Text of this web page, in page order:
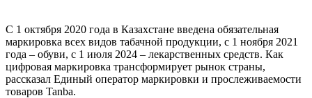
С 1 октября 2020 года в Казахстане введена обязательная
маркировка всех видов табачной продукции, с 1 ноября 2021
года – обуви, с 1 июля 2024 – лекарственных средств. Как
цифровая маркировка трансформирует рынок страны,
рассказал Единый оператор маркировки и прослеживаемости
товаров Tanba.